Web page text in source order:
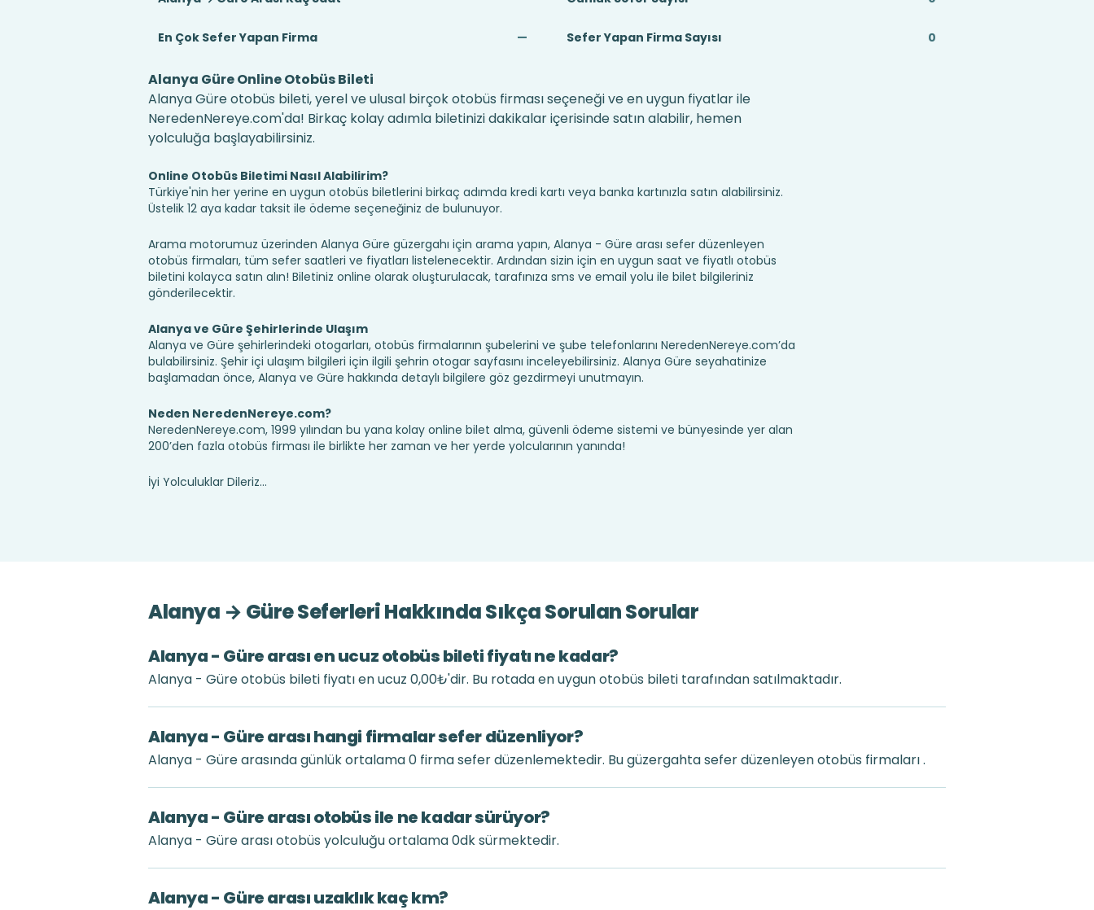
En Çok Sefer Yapan Firma — Sefer Yapan Firma Sayısı 0
Alanya Güre Online Otobüs Bileti
Alanya Güre otobüs bileti, yerel ve ulusal birçok otobüs firması seçeneği ve en uygun fiyatlar ile
NeredenNereye.com'da! Birkaç kolay adımla biletinizi dakikalar içerisinde satın alabilir, hemen
yolculuğa başlayabilirsiniz.
Online Otobüs Biletimi Nasıl Alabilirim?
Türkiye'nin her yerine en uygun otobüs biletlerini birkaç adımda kredi kartı veya banka kartınızla satın alabilirsiniz.
Üstelik 12 aya kadar taksit ile ödeme seçeneğiniz de bulunuyor.
Arama motorumuz üzerinden Alanya Güre güzergahı için arama yapın, Alanya - Güre arası sefer düzenleyen
otobüs firmaları, tüm sefer saatleri ve fiyatları listelenecektir. Ardından sizin için en uygun saat ve fiyatlı otobüs
biletini kolayca satın alın! Biletiniz online olarak oluşturulacak, tarafınıza sms ve email yolu ile bilet bilgileriniz
gönderilecektir.
Alanya ve Güre Şehirlerinde Ulaşım
Alanya ve Güre şehirlerindeki otogarları, otobüs firmalarının şubelerini ve şube telefonlarını NeredenNereye.com’da
bulabilirsiniz. Şehir içi ulaşım bilgileri için ilgili şehrin otogar sayfasını inceleyebilirsiniz. Alanya Güre seyahatinize
başlamadan önce, Alanya ve Güre hakkında detaylı bilgilere göz gezdirmeyi unutmayın.
Neden NeredenNereye.com?
NeredenNereye.com, 1999 yılından bu yana kolay online bilet alma, güvenli ödeme sistemi ve bünyesinde yer alan
200’den fazla otobüs firması ile birlikte her zaman ve her yerde yolcularının yanında!
İyi Yolculuklar Dileriz...
Alanya → Güre Seferleri Hakkında Sıkça Sorulan Sorular
Alanya - Güre arası en ucuz otobüs bileti fiyatı ne kadar?
Alanya - Güre otobüs bileti fiyatı en ucuz 0,00₺'dir. Bu rotada en uygun otobüs bileti tarafından satılmaktadır.
Alanya - Güre arası hangi firmalar sefer düzenliyor?
Alanya - Güre arasında günlük ortalama 0 firma sefer düzenlemektedir. Bu güzergahta sefer düzenleyen otobüs firmaları .
Alanya - Güre arası otobüs ile ne kadar sürüyor?
Alanya - Güre arası otobüs yolculuğu ortalama 0dk sürmektedir.
Alanya - Güre arası uzaklık kaç km?